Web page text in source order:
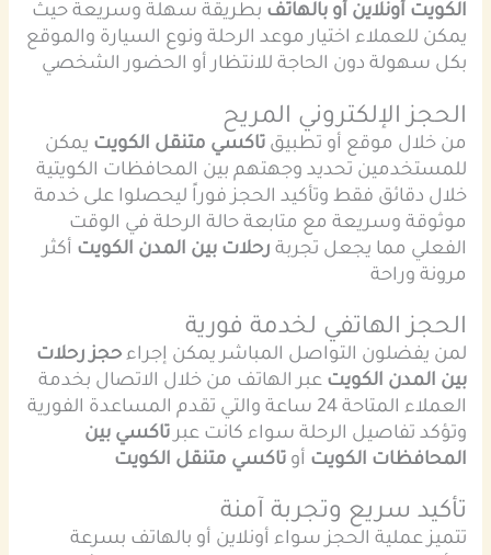
الكويت أونلاين أو بالهاتف بطريقة سهلة وسريعة حيث
يمكن للعملاء اختيار موعد الرحلة ونوع السيارة والموقع
بكل سهولة دون الحاجة للانتظار أو الحضور الشخصي
الحجز الإلكتروني المريح
من خلال موقع أو تطبيقتاكسي متنقل الكويت يمكن
للمستخدمين تحديد وجهتهم بين المحافظات الكويتية
خلال دقائق فقط وتأكيد الحجز فوراً ليحصلوا على خدمة
موثوقة وسريعة مع متابعة حالة الرحلة في الوقت
الفعلي مما يجعل تجربة رحلات بين المدن الكويت أكثر
مرونة وراحة
الحجز الهاتفي لخدمة فورية
لمن يفضلون التواصل المباشر يمكن إجراءحجز رحلات
بين المدن الكويت عبر الهاتف من خلال الاتصال بخدمة
العملاء المتاحة 24 ساعة والتي تقدم المساعدة الفورية
وتؤكد تفاصيل الرحلة سواء كانت عبرتاكسي بين
المحافظات الكويت أوتاكسي متنقل الكويت
تأكيد سريع وتجربة آمنة
تتميز عملية الحجز سواء أونلاين أو بالهاتف بسرعة